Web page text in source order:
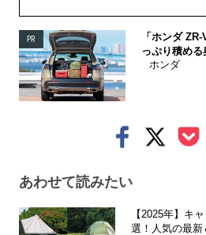
PR
「ホンダ
っぷり積め
ホンダ
あわせて読みたい
【2025年】キ
選！人気の最